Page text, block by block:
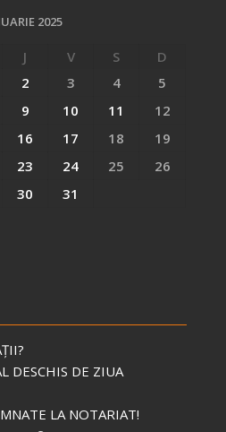
2025
J V S
D
2 3 4
5
9 10 11
12
16 17 18
19
23 24 25
26
30 31
DESCHIS DE ZIUA
LA NOTARIAT!